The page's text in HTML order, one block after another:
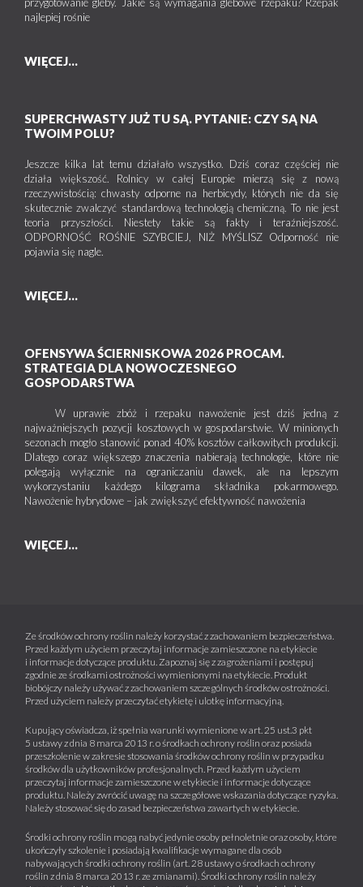
najlepiej rośnie
WIĘCEJ...
SUPERCHWASTY JUŻ TU SĄ. PYTANIE: CZY SĄ NA
TWOIM POLU?
Jeszcze kilka lat temu działało wszystko. Dziś coraz częściej nie
działa większość. Rolnicy w całej Europie mierzą się z nową
rzeczywistością: chwasty odporne na herbicydy, których nie da się
skutecznie zwalczyć standardową technologią chemiczną. To nie jest
teoria przyszłości. Niestety takie są fakty i teraźniejszość.
ODPORNOŚĆ ROŚNIE SZYBCIEJ, NIŻ MYŚLISZ Odporność nie
pojawia się nagle.
WIĘCEJ...
OFENSYWA ŚCIERNISKOWA 2026 PROCAM.
STRATEGIA DLA NOWOCZESNEGO
GOSPODARSTWA
W uprawie zbóż i rzepaku nawożenie jest dziś jedną z
najważniejszych pozycji kosztowych w gospodarstwie. W minionych
sezonach mogło stanowić ponad 40% kosztów całkowitych produkcji.
Dlatego coraz większego znaczenia nabierają technologie, które nie
polegają wyłącznie na ograniczaniu dawek, ale na lepszym
wykorzystaniu każdego kilograma składnika pokarmowego.
Nawożenie hybrydowe – jak zwiększyć efektywność nawożenia
WIĘCEJ...
Ze środków ochrony roślin należy korzystać z zachowaniem bezpieczeństwa.
Przed każdym użyciem przeczytaj informacje zamieszczone na etykiecie
i informacje dotyczące produktu. Zapoznaj się z zagrożeniami i postępuj
zgodnie ze środkami ostrożności wymienionymi na etykiecie. Produkt
biobójczy należy używać z zachowaniem szczególnych środków ostrożności.
Przed użyciem należy przeczytać etykietę i ulotkę informacyjną.
Kupujący oświadcza, iż spełnia warunki wymienione w art. 25 ust.3 pkt
5 ustawy z dnia 8 marca 2013 r. o środkach ochrony roślin oraz posiada
przeszkolenie w zakresie stosowania środków ochrony roślin w przypadku
środków dla użytkowników profesjonalnych. Przed każdym użyciem
przeczytaj informacje zamieszczone w etykiecie i informacje dotyczące
produktu. Należy zwrócić uwagę na szczegółowe wskazania dotyczące ryzyka.
Należy stosować się do zasad bezpieczeństwa zawartych w etykiecie.
Środki ochrony roślin mogą nabyć jedynie osoby pełnoletnie oraz osoby, które
ukończyły szkolenie i posiadają kwalifikacje wymagane dla osób
nabywających środki ochrony roślin (art. 28 ustawy o środkach ochrony
roślin z dnia 8 marca 2013 r. ze zmianami). Środki ochrony roślin należy